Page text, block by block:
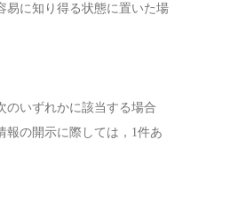
易に知り得る状態に置いた場
のいずれかに該当する場合
報の開示に際しては，1件あ